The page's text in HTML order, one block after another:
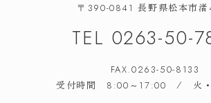
〒390-0841 長野県松本市渚
TEL 0263-50-
FAX.0263-50-8133
受付時間 8:00～17:00 / 火・